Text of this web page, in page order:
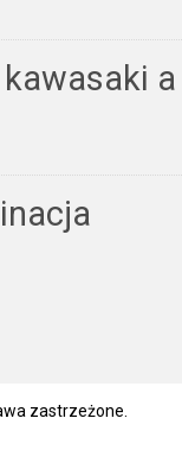
zastrzeżone.